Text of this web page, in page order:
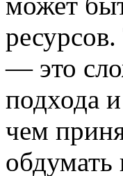
— это
подхода
чем
обдумать